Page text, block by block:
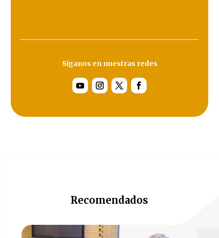
Síganos en nuestras redes
Recomendados